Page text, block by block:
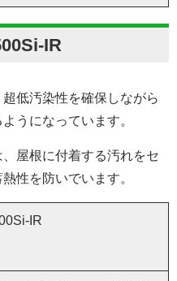
IR
低汚染性を確保しながら
うになっています。
屋根に付着する汚れをセ
性を防いでいます。
IR